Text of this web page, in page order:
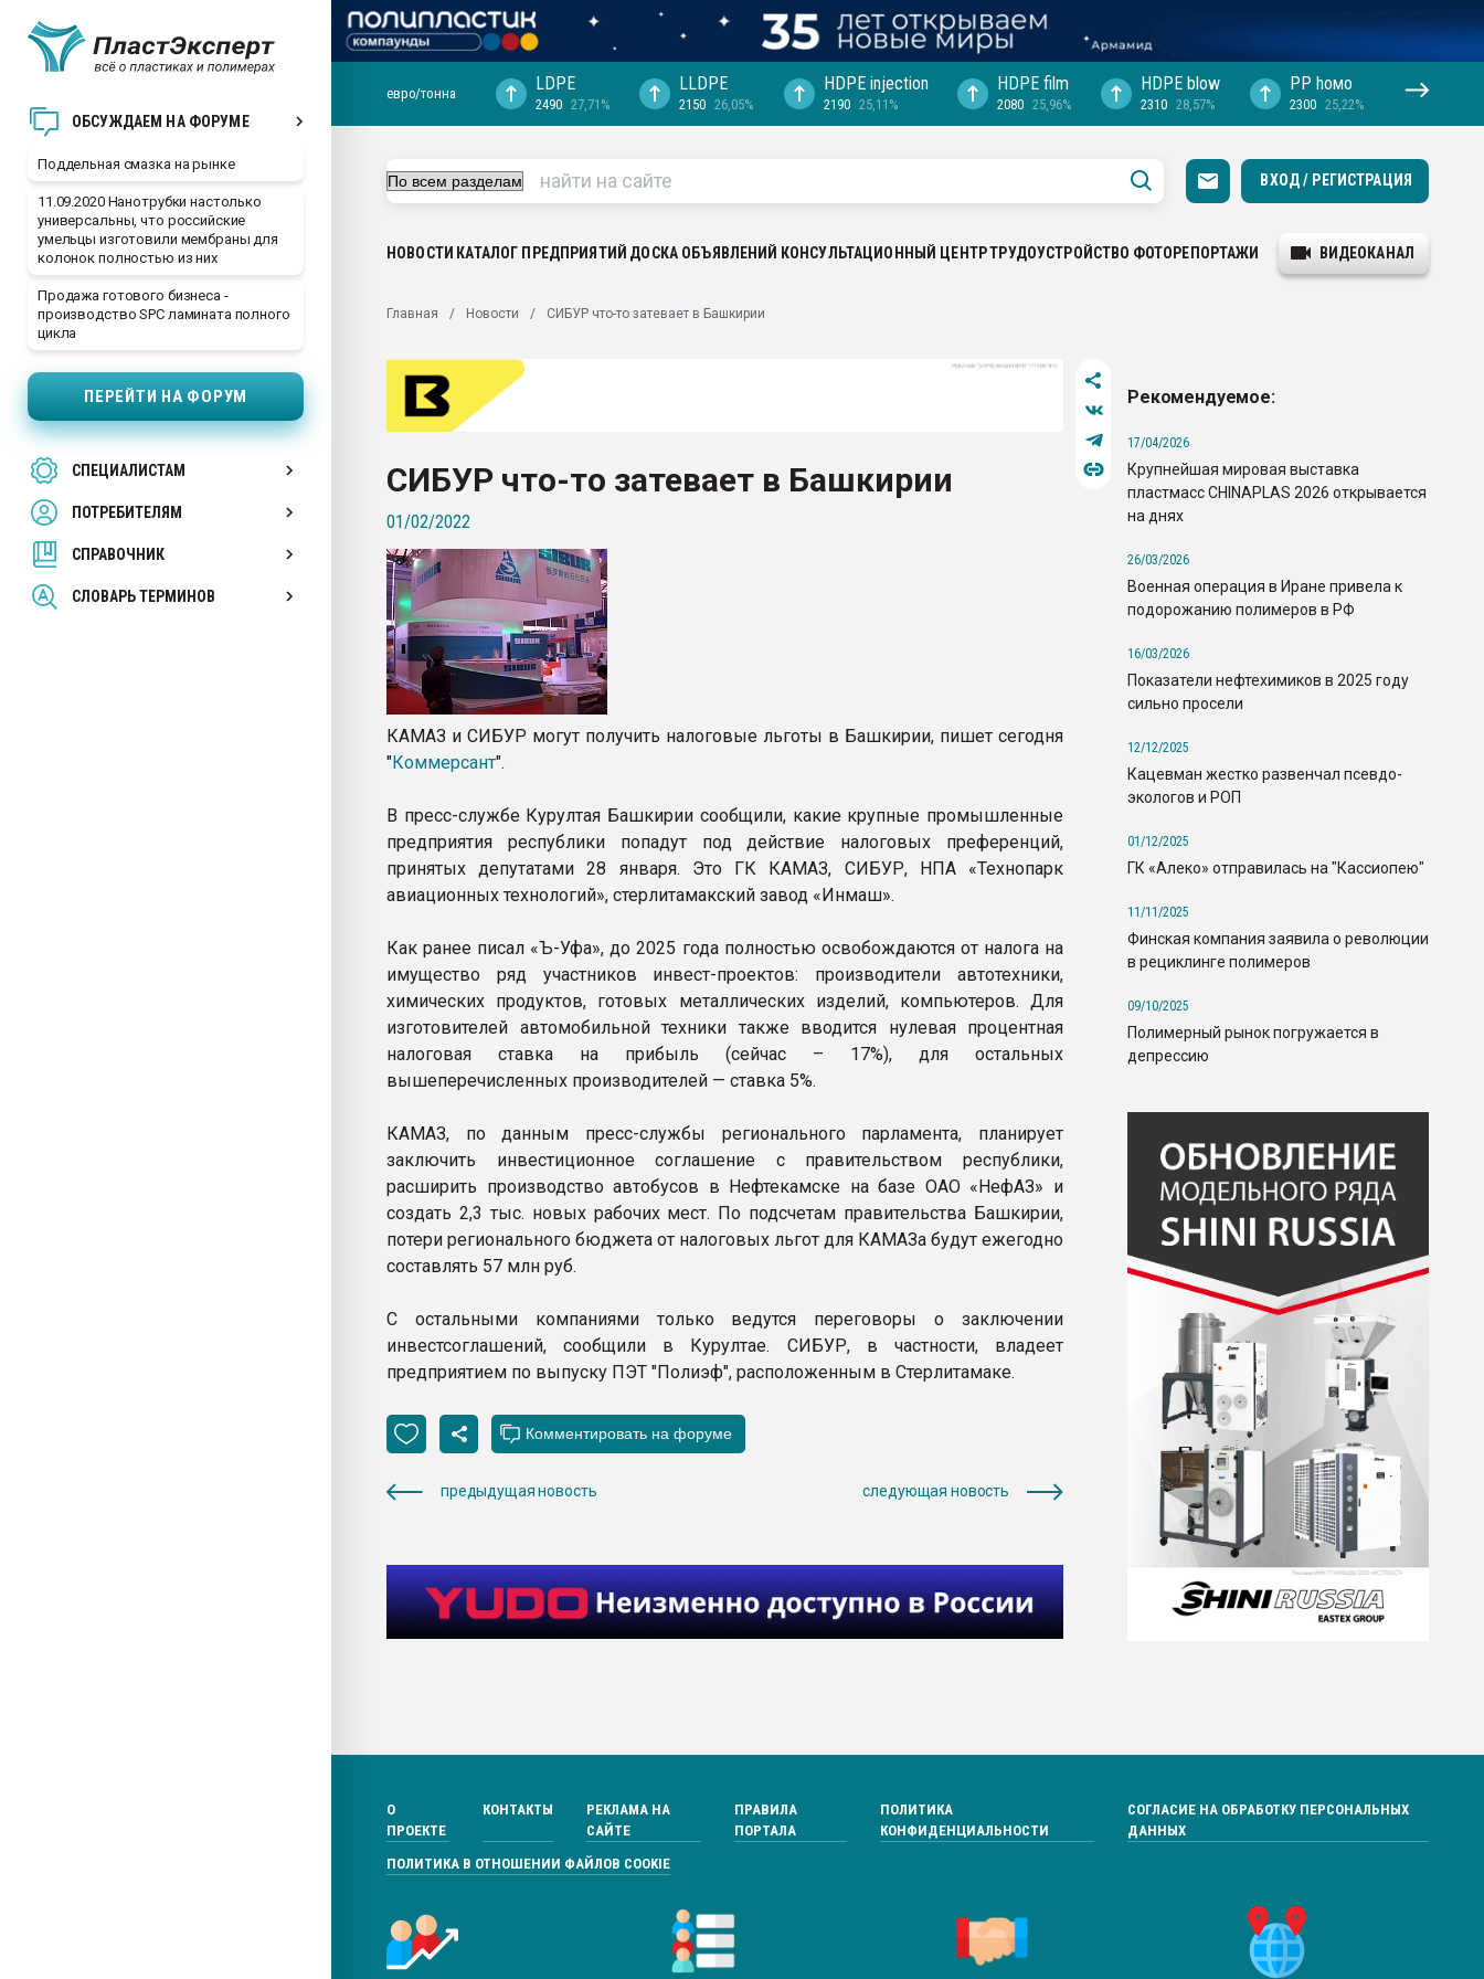
ОБСУЖДАЕМ НА ФОРУМЕ
Поддельная смазка на рынке
11.09.2020 Нанотрубки настолько
универсальны, что российские
умельцы изготовили мембраны для
колонок полностью из них
Продажа готового бизнеса -
производство SPC ламината полного
цикла
ПЕРЕЙТИ НА ФОРУМ
СПЕЦИАЛИСТАМ
ПОТРЕБИТЕЛЯМ
СПРАВОЧНИК
СЛОВАРЬ ТЕРМИНОВ
ближайшее подмосковье, с.-в.
Подмосковье, Москва
первый план в переработке
28.07.2026 "Технониколь" довольна
Всё, что касается выдува ПЭТ
Материал поверхности пуансона для
Продам отходы Композиция
поликарбоната и АБС-пластика
Armaloy PC/ABS-1IM черный цвет
ПЕРЕЙТИ НА ФОРУМ
евро/тонна LDPE
2490 27,71%
LLDPE
2150 26,05%
HDPE injection
2190 25,11%
HDPE film
2080 25,96%
HDPE blow
2310 28,57%
PP hомо
2300 25,22%
ВХОД / РЕГИСТРАЦИЯ
НОВОСТИ КАТАЛОГ ПРЕДПРИЯТИЙ ДОСКА ОБЪЯВЛЕНИЙ КОНСУЛЬТАЦИОННЫЙ ЦЕНТРТРУДОУСТРОЙСТВО ФОТОРЕПОРТАЖИ ВИДЕОКАНАЛ
Главная Новости СИБУР что-то затевает в Башкирии
СИБУР что-то затевает в Башкирии
01/02/2022
КАМАЗ и СИБУР могут получить налоговые льготы в Башкирии, пишет сегодня
"Коммерсант".
В пресс-службе Курултая Башкирии сообщили, какие крупные промышленные
предприятия республики попадут под действие налоговых преференций,
принятых депутатами 28 января. Это ГК КАМАЗ, СИБУР, НПА «Технопарк
авиационных технологий», стерлитамакский завод «Инмаш».
Как ранее писал «Ъ-Уфа», до 2025 года полностью освобождаются от налога на
имущество ряд участников инвест-проектов: производители автотехники,
химических продуктов, готовых металлических изделий, компьютеров. Для
изготовителей автомобильной техники также вводится нулевая процентная
налоговая ставка на прибыль (сейчас – 17%), для остальных
вышеперечисленных производителей — ставка 5%.
КАМАЗ, по данным пресс-службы регионального парламента, планирует
заключить инвестиционное соглашение с правительством республики,
расширить производство автобусов в Нефтекамске на базе ОАО «НефАЗ» и
создать 2,3 тыс. новых рабочих мест. По подсчетам правительства Башкирии,
потери регионального бюджета от налоговых льгот для КАМАЗа будут ежегодно
составлять 57 млн руб.
С остальными компаниями только ведутся переговоры о заключении
инвестсоглашений, сообщили в Курултае. СИБУР, в частности, владеет
предприятием по выпуску ПЭТ "Полиэф", расположенным в Стерлитамаке.
предыдущая новость следующая новость
Рекомендуемое:
17/04/2026
Крупнейшая мировая выставка
пластмасс CHINAPLAS 2026 открывается
на днях
26/03/2026
Военная операция в Иране привела к
подорожанию полимеров в РФ
16/03/2026
Показатели нефтехимиков в 2025 году
сильно просели
12/12/2025
Кацевман жестко развенчал псевдо-
экологов и РОП
01/12/2025
ГК «Алеко» отправилась на "Кассиопею"
11/11/2025
Финская компания заявила о революции
в рециклинге полимеров
09/10/2025
Полимерный рынок погружается в
депрессию
О
ПРОЕКТЕ
КОНТАКТЫ
РЕКЛАМА НА
САЙТЕ
ПРАВИЛА
ПОРТАЛА
ПОЛИТИКА
КОНФИДЕНЦИАЛЬНОСТИ
СОГЛАСИЕ НА ОБРАБОТКУ ПЕРСОНАЛЬНЫХ
ДАННЫХ
ПОЛИТИКА В ОТНОШЕНИИ ФАЙЛОВ COOKIE